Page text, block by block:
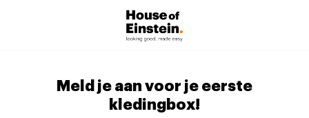
Meld je aan voor je eerste
kledingbox!